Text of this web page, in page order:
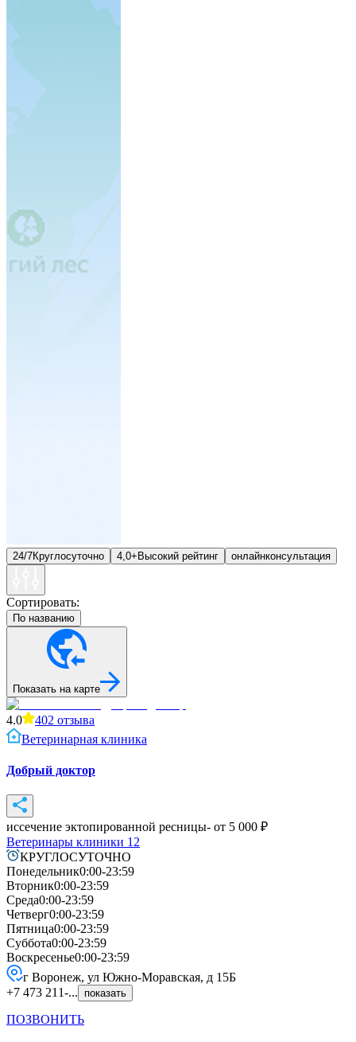
24/7Круглосуточно 4,0+ Высокий рейтинг онлайнконсультация
Сортировать:
По названию
Показать на карте
4.0 402 отзыва
Ветеринарная клиника
Добрый доктор
иссечение эктопированной ресницы- от 5 000 ₽
Ветеринары клиники 12
КРУГЛОСУТОЧНО
Понедельник0:00-23:59
Вторник0:00-23:59
Среда0:00-23:59
Четверг0:00-23:59
Пятница0:00-23:59
Суббота0:00-23:59
Воскресенье0:00-23:59
г Воронеж, ул Южно-Моравская, д 15Б
+7 473 211-...
показать
ПОЗВОНИТЬ